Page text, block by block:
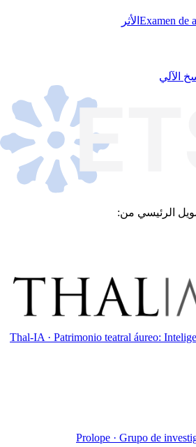
Examen de الأثر
الآلي
الرئيسي من:
Thal-IA · Patrimonio teatral áureo:
Prolope · Grupo de